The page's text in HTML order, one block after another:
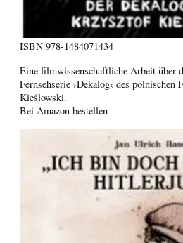
ISBN 978-1484071434
Eine filmwissenschaftliche Arbeit über
Fernsehserie ›Dekalog‹ des
Kieślowski.
Bei Amazon bestellen